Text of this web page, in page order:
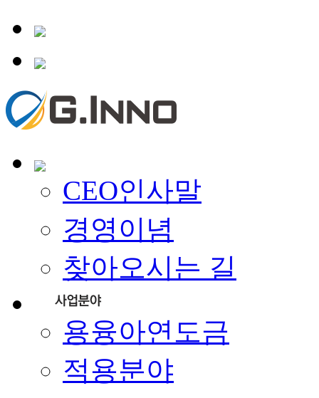
CEO인사말
경영이념
찾아오시는 길
용융아연도금
적용분야